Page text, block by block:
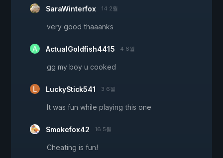
SaraWinterfox 14 2월
very good thaaanks
ActualGoldfish4415 4 6월
gg my boy u cooked
LuckyStick541 3 6월
It was fun while playing this one
Smokefox42 16 5월
Cheating is fun!